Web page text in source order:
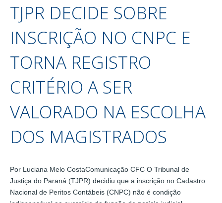
TJPR DECIDE SOBRE
INSCRIÇÃO NO CNPC E
TORNA REGISTRO
CRITÉRIO A SER
VALORADO NA ESCOLHA
DOS MAGISTRADOS
Por Luciana Melo CostaComunicação CFC O Tribunal de
Justiça do Paraná (TJPR) decidiu que a inscrição no Cadastro
Nacional de Peritos Contábeis (CNPC) não é condição